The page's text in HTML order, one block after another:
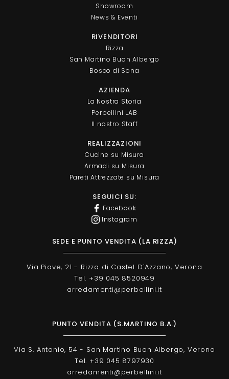
Showroom
News & Eventi
RIVENDITORI
Rizza
San Martino Buon Albergo
Bosco di Sona
AZIENDA
La Nostra Storia
Perbellini LAB
Il nostro Staff
REALIZZAZIONI
Cucine su Misura
Armadi su Misura
Pareti Attrezzate su Misura
SEGUICI SU:
Facebook
Instagram
SEDE E PUNTO VENDITA (LA RIZZA)
Via Piave, 21 - Rizza di Castel D'Azzano, Verona
Tel. +39 045 8520949
arredamenti@perbellini.it
PUNTO VENDITA (S.MARTINO B.A.)
Via S. Antonio, 54 - San Martino Buon Albergo, Verona
Tel. +39 045 8797930
arredamenti@perbellini.it